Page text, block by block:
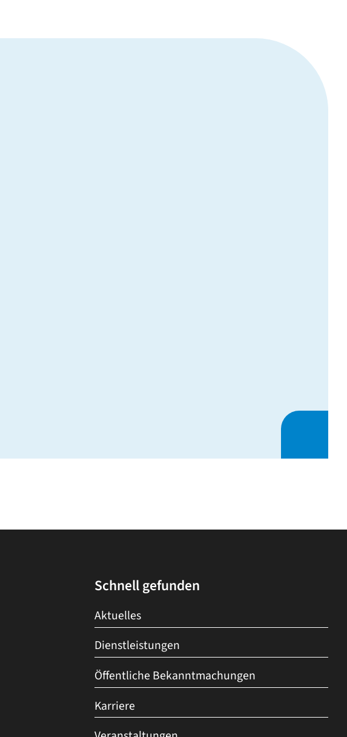
Schnell gefunden
Aktuelles
Dienstleistungen
Öffentliche Bekanntmachungen
Karriere